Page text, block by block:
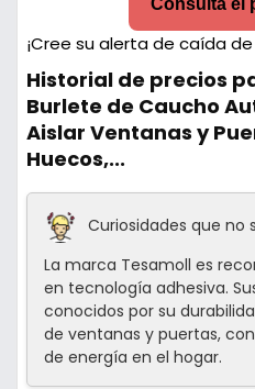
¡Cree su alerta de caída
Historial de precios
Burlete de Caucho
Aislar Ventanas y
Huecos,...
Curiosidades que no
La marca Tesamoll es
en tecnología adhesiva.
conocidos por su
de ventanas y puertas,
de energía en el hogar.